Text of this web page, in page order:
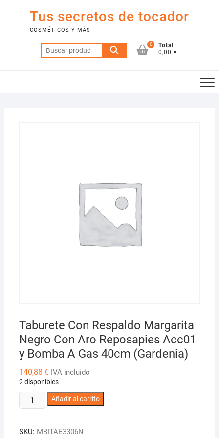
contenido
Tus secretos de tocador
COSMÉTICOS Y MÁS
Buscar
por:
0
Total
0,00 €
Taburete Con Respaldo Margarita
Negro Con Aro Reposapies Acc01
y Bomba A Gas 40cm (Gardenia)
140,88 € IVA incluido
2 disponibles
Taburete
Con
Margarita
Añadir al carrito
SKU: MBITAE3306N